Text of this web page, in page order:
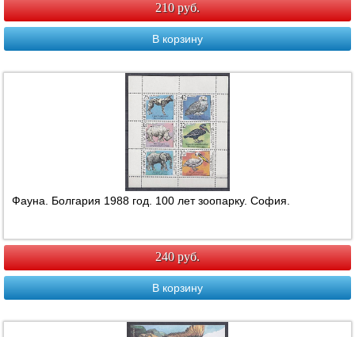
210 руб.
В корзину
Фауна. Болгария 1988 год. 100 лет зоопарку. София.
240 руб.
В корзину